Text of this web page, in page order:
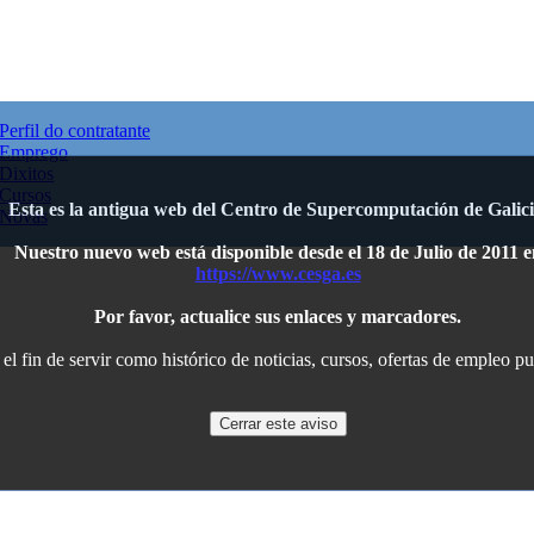
Esta es la antigua web del Centro de Supercomputación de
Nuestro nuevo web está disponible desde el 18 de Julio de 2011
https://www.cesga.es
Por favor, actualice sus enlaces y marcadores.
fin de servir como histórico de noticias, cursos, ofertas de empleo
Perfil do contratante
Emprego
Dixitos
Cursos
Novas